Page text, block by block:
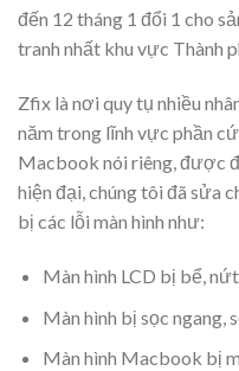
đến 12 tháng 1 đổi 1 cho
tranh nhất khu vực Thành
Zfix là nơi quy tụ nhiều
năm trong lĩnh vực phần
Macbook nói riêng, được
hiện đại, chúng tôi đã sửa
bị các lỗi màn hình như:
Màn hình LCD bị bể,
Màn hình bị sọc ngang,
Màn hình Macbook bị